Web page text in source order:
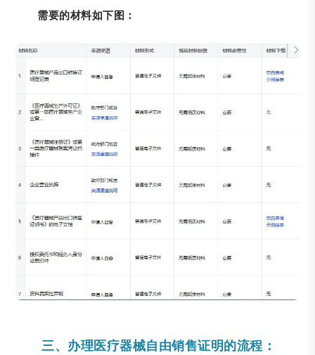
需要的材料如下图：
三、办理医疗器械自由销售证明的流程：